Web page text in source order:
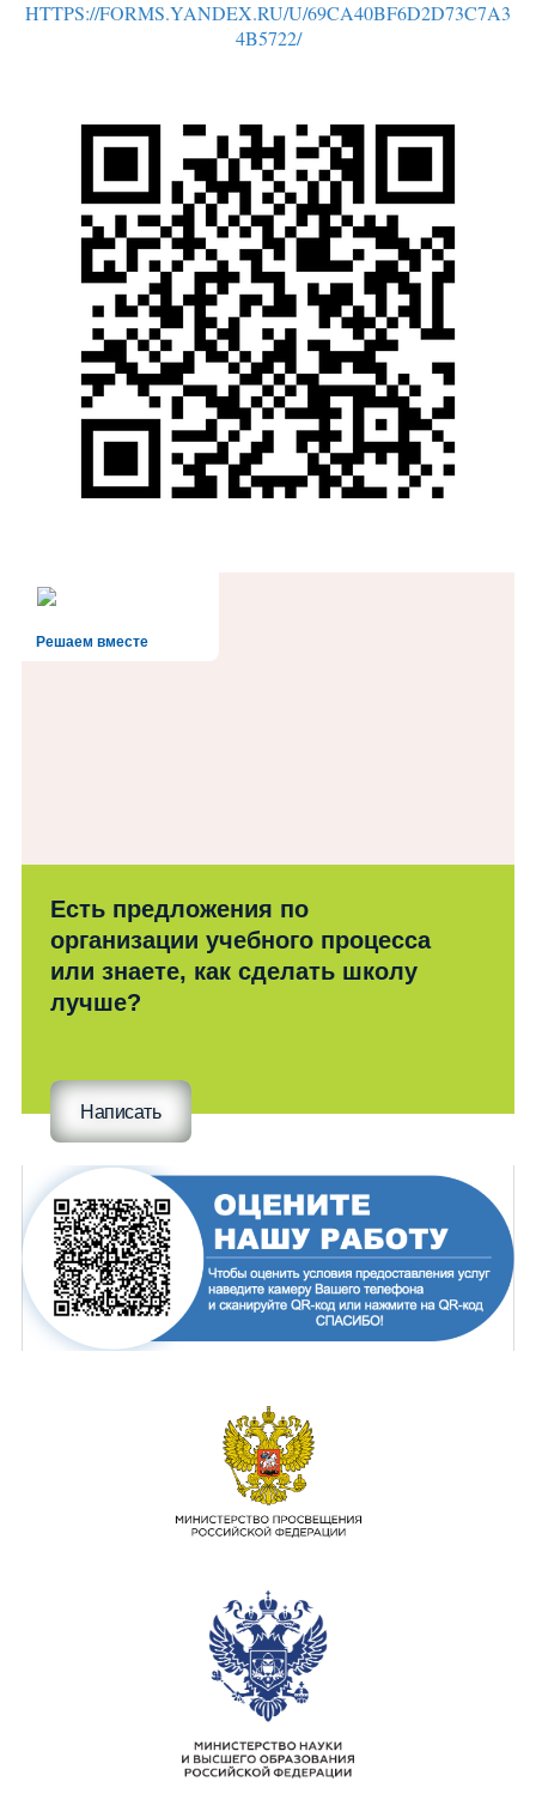
HTTPS://FORMS.YANDEX.RU/U/69CA40BF6D2D73C7A3
4B5722/
Решаем вместе
Есть предложения по
организации учебного процесса
или знаете, как сделать школу
лучше?
Написать